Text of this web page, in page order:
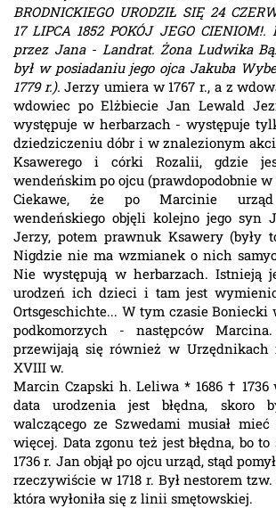
BRODNICKIEGO URODZIŁ SIĘ 24
17 LIPCA 1852 POKÓJ JEGO
przez Jana - Landrat. Żona Ludwika
był w posiadaniu jego ojca Jakuba
1779 r.).Jerzy umiera w 1767 r., a z
wdowiec po Elżbiecie Jan Lewald
występuje w herbarzach - występuje
dziedziczeniu dóbr i w znalezionym
Ksawerego i córki Rozalii, gdzie
wendeńskim po ojcu (prawdopodobnie w
Ciekawe, że po Marcinie urząd
wendeńskiego objęli kolejno jego syn
Jerzy, potem prawnuk Ksawery (były
Nigdzie nie ma wzmianek o nich
Nie występują w herbarzach. Istnieją
urodzeń ich dzieci i tam jest
Ortsgeschichte... W tym czasie
podkomorzych - następców
przewijają się również w
XVIII w.
Marcin Czapski h. Leliwa * 1686 † 1736
data urodzenia jest błędna, skoro
walczącego ze Szwedami musiał
więcej. Data zgonu też jest błędna, bo
1736 r. Jan objął po ojcu urząd, stąd
rzeczywiście w 1718 r. Był nestorem
która wyłoniła się z linii smętowskiej.